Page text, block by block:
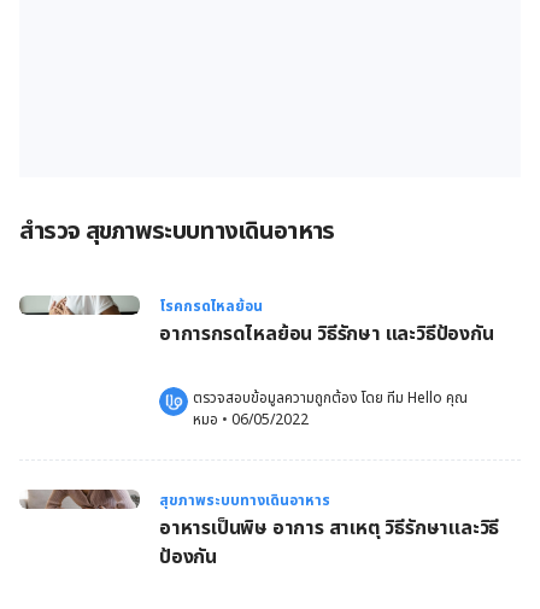
สำรวจ สุขภาพระบบทางเดินอาหาร
โรคกรดไหลย้อน
อาการกรดไหลย้อน วิธีรักษา และวิธีป้องกัน
ตรวจสอบข้อมูลความถูกต้อง โดย ทีม Hello คุณ
หมอ • 06/05/2022
สุขภาพระบบทางเดินอาหาร
อาหารเป็นพิษ อาการ สาเหตุ วิธีรักษาและวิธี
ป้องกัน